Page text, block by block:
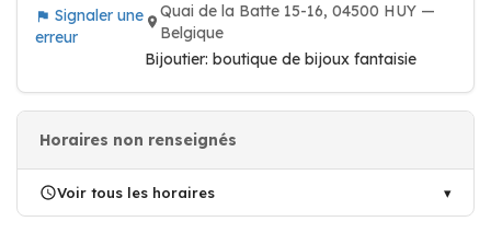
Signaler une
erreur
Quai de la Batte 15-16, 04500 HUY —
Belgique
Bijoutier: boutique de bijoux fantaisie
Horaires non renseignés
Voir tous les horaires